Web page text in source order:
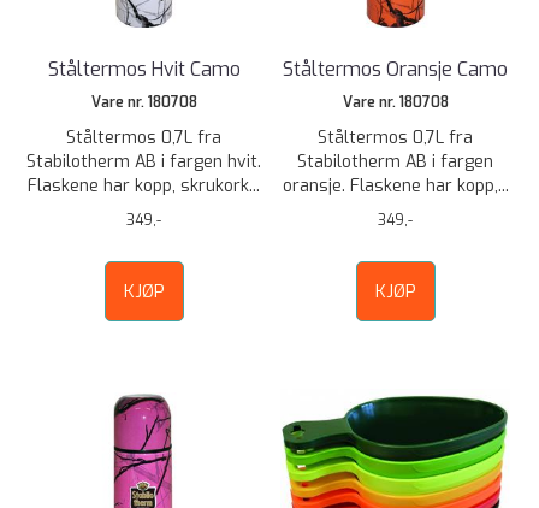
Ståltermos Hvit Camo
Vare nr. 180708
Ståltermos 0,7L fra
Stabilotherm AB i fargen hvit.
Flaskene har kopp, skrukork...
349,-
KJØP
Ståltermos Oransje Camo
Vare nr. 180708
Ståltermos 0,7L fra
Stabilotherm AB i fargen
oransje. Flaskene har kopp,...
349,-
KJØP